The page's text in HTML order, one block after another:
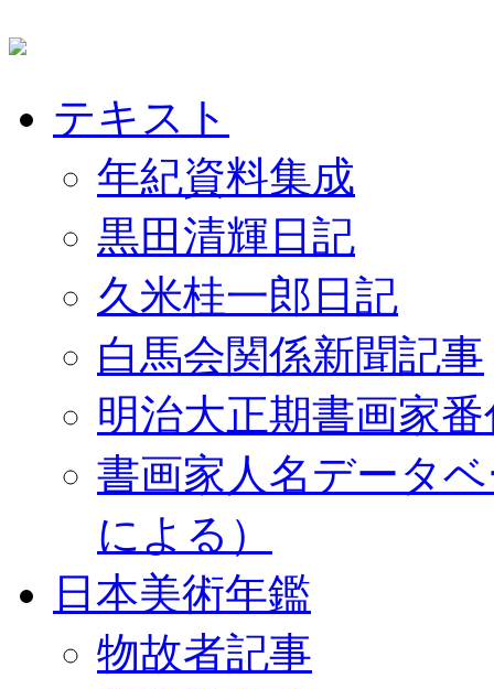
テキスト
年紀資料集成
黒田清輝日記
久米桂一郎日記
白馬会関係新聞記事
明治大正期書画家
書画家人名データ
による）
日本美術年鑑
物故者記事